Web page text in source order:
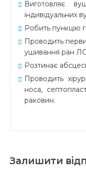
Виготовляє
індивідуальних
Робить пункцію
Проводить
ушивання ран
Розтинає
Проводить
носа,
раковин.
Залишити